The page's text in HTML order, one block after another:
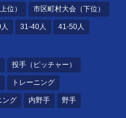
位） 市区町村大会（下位）
31-40人 41-50人
投手（ピッチャー）
トレーニング
ング 内野手 野手